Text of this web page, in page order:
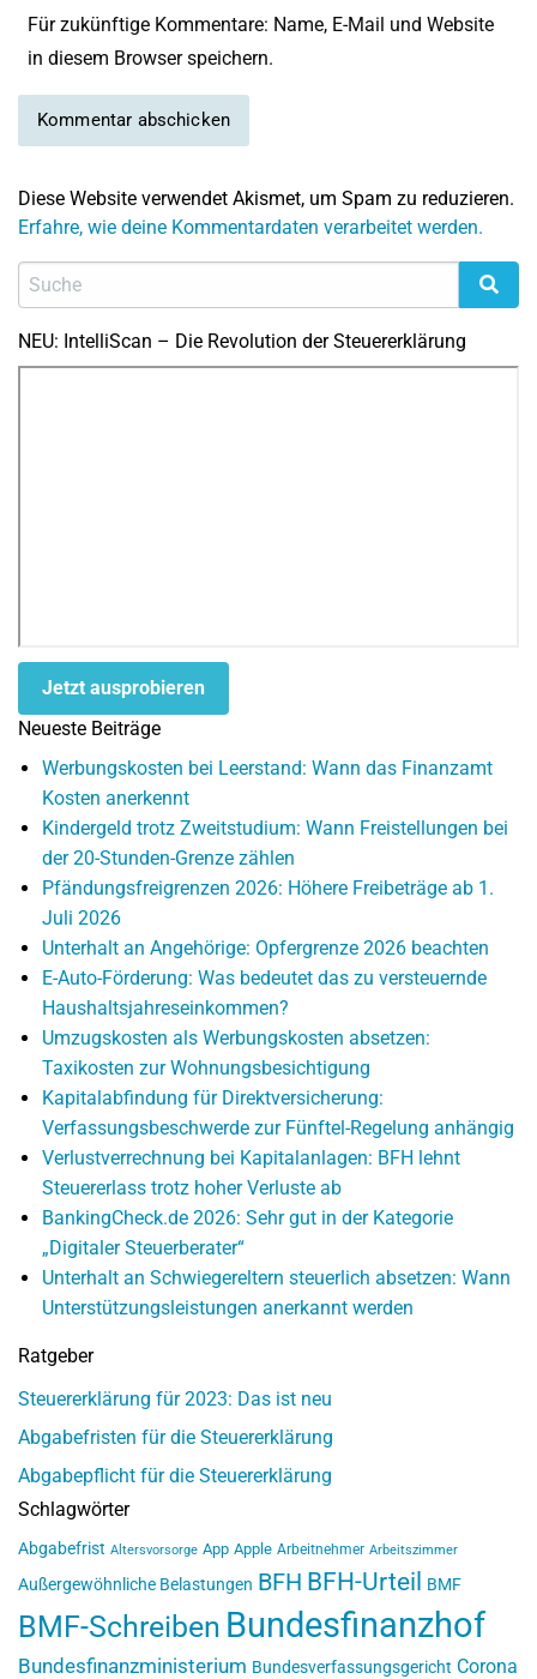
Für zukünftige Kommentare: Name, E-Mail und Website
in diesem Browser speichern.
Diese Website verwendet Akismet, um Spam zu reduzieren.
Erfahre, wie deine Kommentardaten verarbeitet werden.
NEU: IntelliScan – Die Revolution der Steuererklärung
Jetzt ausprobieren
Neueste Beiträge
Werbungskosten bei Leerstand: Wann das Finanzamt
Kosten anerkennt
Kindergeld trotz Zweitstudium: Wann Freistellungen bei
der 20-Stunden-Grenze zählen
Pfändungsfreigrenzen 2026: Höhere Freibeträge ab 1.
Juli 2026
Unterhalt an Angehörige: Opfergrenze 2026 beachten
E-Auto-Förderung: Was bedeutet das zu versteuernde
Haushaltsjahreseinkommen?
Umzugskosten als Werbungskosten absetzen:
Taxikosten zur Wohnungsbesichtigung
Kapitalabfindung für Direktversicherung:
Verfassungsbeschwerde zur Fünftel-Regelung anhängig
Verlustverrechnung bei Kapitalanlagen: BFH lehnt
Steuererlass trotz hoher Verluste ab
BankingCheck.de 2026: Sehr gut in der Kategorie
„Digitaler Steuerberater“
Unterhalt an Schwiegereltern steuerlich absetzen: Wann
Unterstützungsleistungen anerkannt werden
Ratgeber
Steuererklärung für 2023: Das ist neu
Abgabefristen für die Steuererklärung
Abgabepflicht für die Steuererklärung
Schlagwörter
Abgabefrist Altersvorsorge App Apple Arbeitnehmer Arbeitszimmer
Außergewöhnliche Belastungen BFH BFH-Urteil BMF
BMF-Schreiben Bundesfinanzhof
Bundesfinanzministerium Bundesverfassungsgericht Corona